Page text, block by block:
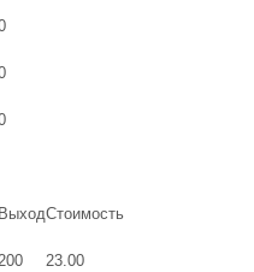
ВыходСтоимость
23.00